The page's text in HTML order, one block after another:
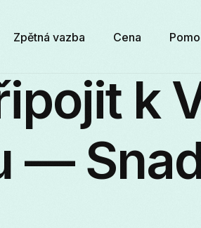
Zpětná vazba Cena
k
—